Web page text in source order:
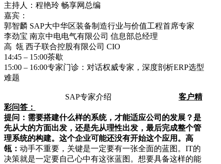
主持人：程艳玲 畅享网总编
嘉宾：
郭智麟 SAP大中华区装备制造行业与价值工程首席专家
李劲宝 南京中电电气有限公司 信息部总经理
高 瓴 西子联合控股有限公司 CIO
14:45 – 15:00茶歇
15:00 – 16:00专家门诊：对话权威专家，深度剖析ERP选型
难题
SAP专家介绍 客户精
彩问答：
提问：需要搭建什么样的系统，才能适应公司的发展？是
先从大的方面出发，还是先从理性出发，最后完成整个管
理系统的构建。这个企业可能还没有开始这个应用。 高
瓴： 动手不重要，关键是一定要有一张全面的蓝图。IT的
决策就是一定要自己心中有这张蓝图。想要具备这样的能